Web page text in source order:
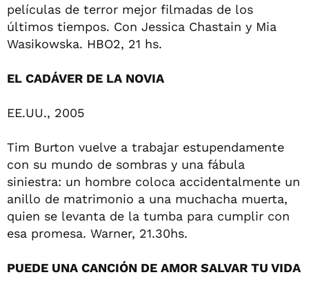
películas de terror mejor filmadas de los
últimos tiempos. Con Jessica Chastain y Mia
Wasikowska. HBO2, 21 hs.
EL CADÁVER DE LA NOVIA
EE.UU., 2005
Tim Burton vuelve a trabajar estupendamente
con su mundo de sombras y una fábula
siniestra: un hombre coloca accidentalmente un
anillo de matrimonio a una muchacha muerta,
quien se levanta de la tumba para cumplir con
esa promesa. Warner, 21.30hs.
PUEDE UNA CANCIÓN DE AMOR SALVAR TU VIDA